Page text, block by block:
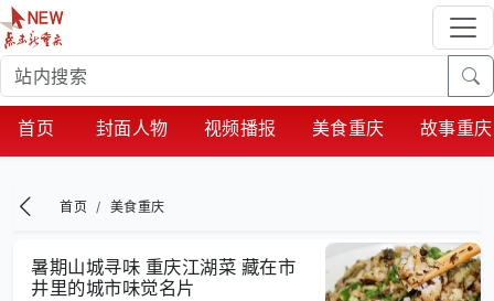
首页 封面人物 视频播报 美食重庆 故事重庆
首页 美食重庆
暑期山城寻味 重庆江湖菜 藏在市
井里的城市味觉名片